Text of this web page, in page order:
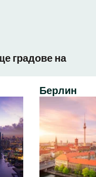
градове на
Берлин